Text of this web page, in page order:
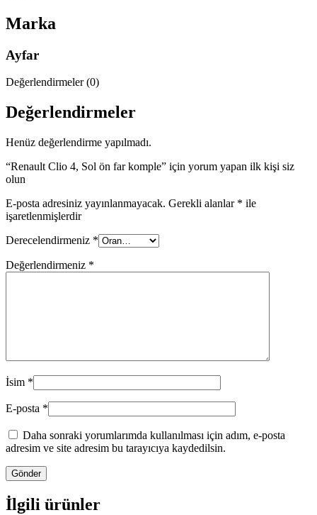
Marka
Ayfar
Değerlendirmeler (0)
Değerlendirmeler
Henüz değerlendirme yapılmadı.
“Renault Clio 4, Sol ön far komple” için yorum yapan ilk kişi siz
olun
E-posta adresiniz yayınlanmayacak. Gerekli alanlar * ile
işaretlenmişlerdir
Derecelendirmeniz *
Değerlendirmeniz *
İsim *
E-posta *
Daha sonraki yorumlarımda kullanılması için adım, e-posta
adresim ve site adresim bu tarayıcıya kaydedilsin.
İlgili ürünler